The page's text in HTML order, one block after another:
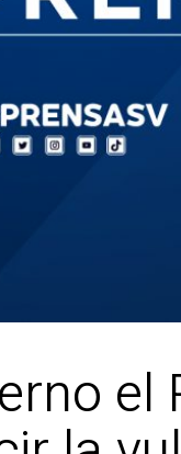
el